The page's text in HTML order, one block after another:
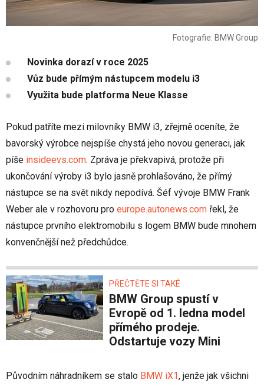
Fotografie: BMW Group
Novinka dorazí v roce 2025
Vůz bude přímým nástupcem modelu i3
Využita bude platforma Neue Klasse
Pokud patříte mezi milovníky BMW i3, zřejmě oceníte, že
bavorský výrobce nejspíše chystá jeho novou generaci, jak
píše insideevs.com. Zpráva je překvapivá, protože při
ukončování výroby i3 bylo jasně prohlašováno, že přímý
nástupce se na svět nikdy nepodívá. Šéf vývoje BMW Frank
Weber ale v rozhovoru pro europe.autonews.com řekl, že
nástupce prvního elektromobilu s logem BMW bude mnohem
konvenčnější než předchůdce.
PŘEČTĚTE SI TAKÉ
BMW Group spustí v
Evropě od 1. ledna model
přímého prodeje.
Odstartuje vozy Mini
Původním náhradníkem se stalo BMW iX1, jenže jak všichni